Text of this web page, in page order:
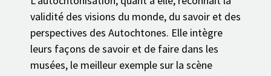
validité des visions du monde, du savoir et des
perspectives des Autochtones. Elle intègre
leurs façons de savoir et de faire dans les
musées, le meilleur exemple sur la scène